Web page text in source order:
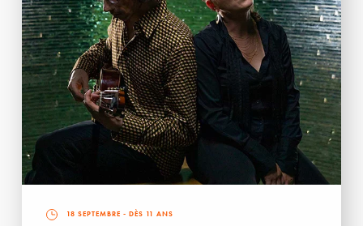
18 SEPTEMBRE - DÈS 11 ANS